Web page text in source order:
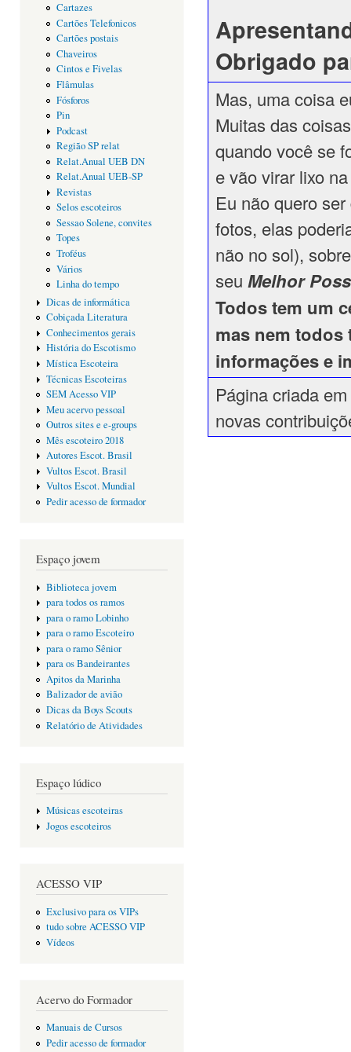
Cartazes
Cartões Telefonicos
Cartões postais
Chaveiros
Cintos e Fivelas
Flâmulas
Fósforos
Pin
Podcast
Região SP relat
Relat.Anual UEB DN
Relat.Anual UEB-SP
Revistas
Selos escoteiros
Sessao Solene, convites
Topes
Troféus
Vários
Linha do tempo
Dicas de informática
Cobiçada Literatura
Conhecimentos gerais
História do Escotismo
Mística Escoteira
Técnicas Escoteiras
SEM Acesso VIP
Meu acervo pessoal
Outros sites e e-groups
Mês escoteiro 2018
Autores Escot. Brasil
Vultos Escot. Brasil
Vultos Escot. Mundial
Pedir acesso de formador
Espaço jovem
Biblioteca jovem
para todos os ramos
para o ramo Lobinho
para o ramo Escoteiro
para o ramo Sênior
para os Bandeirantes
Apitos da Marinha
Balizador de avião
Dicas da Boys Scouts
Relatório de Atividades
Espaço lúdico
Músicas escoteiras
Jogos escoteiros
ACESSO VIP
Exclusivo para os VIPs
tudo sobre ACESSO VIP
Vídeos
Acervo do Formador
Manuais de Cursos
Pedir acesso de formador
Obrigado
Mas, uma coisa
Muitas das
quando você se
e vão virar lixo
Eu não quero
fotos, elas
não no sol),
seu Melhor
Todos tem um
mas nem todos
informações e
Página criada
novas